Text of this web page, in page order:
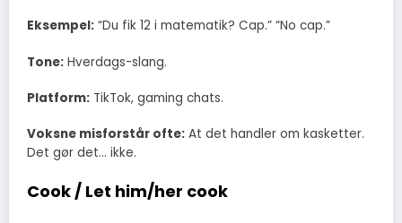
Eksempel: “Du fik 12 i matematik? Cap.” “No cap.”
Tone: Hverdags-slang.
Platform: TikTok, gaming chats.
Voksne misforstår ofte: At det handler om kasketter.
Det gør det… ikke.
Cook / Let him/her cook